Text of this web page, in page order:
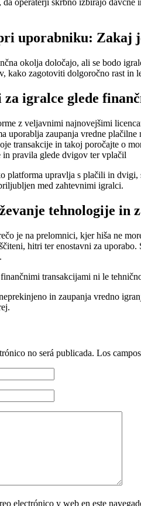
da operaterji skrbno izbirajo
uporabniku: Zakaj
okolja določajo, ali se bodo
kako zagotoviti dolgoročno rast in
igralce glede
z veljavnimi najnovejšimi
uporablja zaupanja vredne plačilne
transakcije in takoj poročajte o
in pravila glede dvigov ter vplačil
platforma upravlja s plačili in dvigi,
med zahtevnimi igralci.
tehnologije in
je na prelomnici, kjer hiša ne
hitri ter enostavni za
transakcijami ni le
in zaupanja vredno
no será publicada. Los
electrónico y web en este